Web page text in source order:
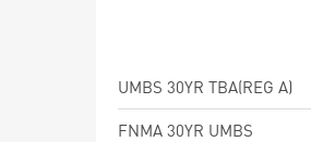
UMBS 30YR TBA(REG A)
FNMA 30YR UMBS